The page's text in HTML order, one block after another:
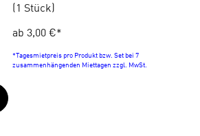
(1 Stück)
ab 3,00 €*
*Tagesmietpreis pro Produkt bzw. Set bei 7
zusammenhängenden Miettagen zzgl. MwSt.